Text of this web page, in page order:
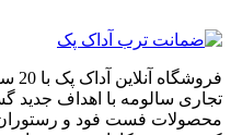
تجاری سالومه با اهداف جدید
محصولات فست فود و